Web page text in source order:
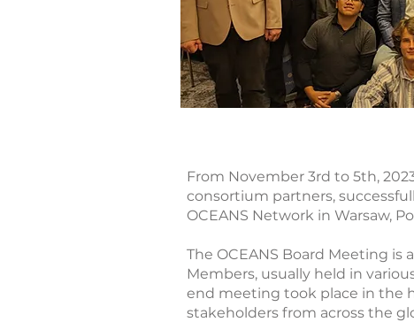
From November 3rd to 5th,
consortium partners,
OCEANS Network in Warsaw,
The OCEANS Board Meeting
Members, usually held in
end meeting took place in the
stakeholders from across the